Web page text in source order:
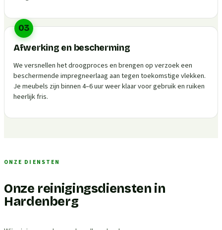
03
Afwerking en bescherming
We versnellen het droogproces en brengen op verzoek een
beschermende impregneerlaag aan tegen toekomstige vlekken.
Je meubels zijn binnen 4–6 uur weer klaar voor gebruik en ruiken
heerlijk fris.
ONZE DIENSTEN
Onze reinigingsdiensten in
Hardenberg